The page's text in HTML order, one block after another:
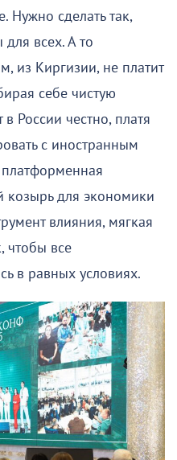
Нужно сделать так,
всех. А то
из Киргизии, не платит
себе чистую
России честно, платя
с иностранным
козырь для экономики
влияния, мягкая
чтобы все
в равных условиях.